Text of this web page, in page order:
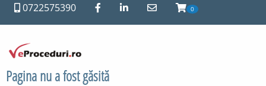
0722575390 0
Pagina nu a fost găsită